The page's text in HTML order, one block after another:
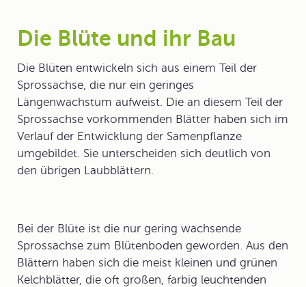
Die Blüte und ihr Bau
Die Blüten entwickeln sich aus einem Teil der
Sprossachse, die nur ein geringes
Längenwachstum aufweist. Die an diesem Teil der
Sprossachse vorkommenden Blätter haben sich im
Verlauf der Entwicklung der Samenpflanze
umgebildet. Sie unterscheiden sich deutlich von
den übrigen Laubblättern.
Bei der Blüte ist die nur gering wachsende
Sprossachse zum Blütenboden geworden. Aus den
Blättern haben sich die meist kleinen und grünen
Kelchblätter, die oft großen, farbig leuchtenden